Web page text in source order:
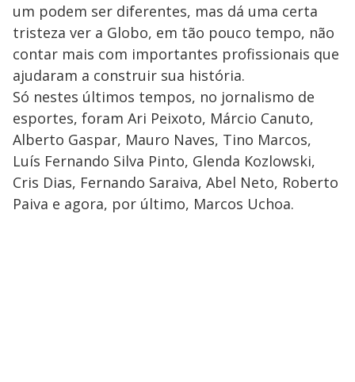
um podem ser diferentes, mas dá uma certa
tristeza ver a Globo, em tão pouco tempo, não
contar mais com importantes profissionais que
ajudaram a construir sua história.
Só nestes últimos tempos, no jornalismo de
esportes, foram Ari Peixoto, Márcio Canuto,
Alberto Gaspar, Mauro Naves, Tino Marcos,
Luís Fernando Silva Pinto, Glenda Kozlowski,
Cris Dias, Fernando Saraiva, Abel Neto, Roberto
Paiva e agora, por último, Marcos Uchoa.